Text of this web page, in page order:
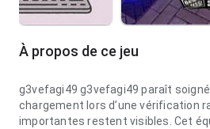
À propos de ce jeu
g3vefagi49 g3vefagi49 paraît
chargement lors d’une vérification
importantes restent visibles. Cet